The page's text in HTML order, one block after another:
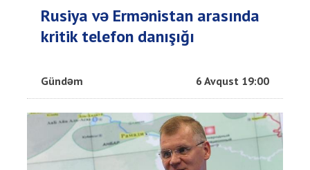
Rusiya və Ermənistan arasında
kritik telefon danışığı
Gündəm 6 Avqust 19:00